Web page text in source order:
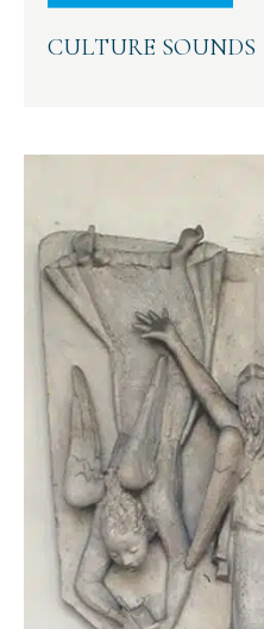
CULTURE SOUNDS